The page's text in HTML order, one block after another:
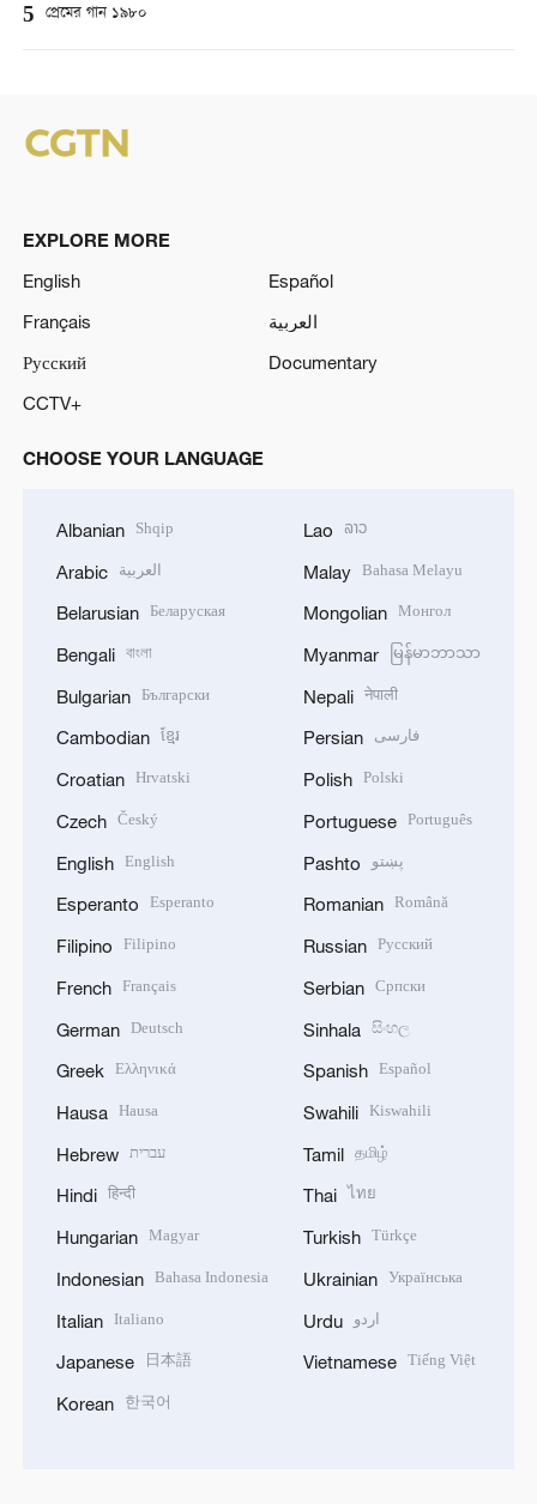
5 প্রেমের গান ১৯৮০
EXPLORE MORE
English
Español
Français
العربية
Русский
Documentary
CCTV+
CHOOSE YOUR LANGUAGE
Albanian Shqip
Arabic العربية
Belarusian Беларуская
Bengali বাংলা
Bulgarian Български
Cambodian ខ្មែរ
Croatian Hrvatski
Czech Český
English English
Esperanto Esperanto
Filipino Filipino
French Français
German Deutsch
Greek Ελληνικά
Hausa Hausa
Hebrew עברית
Hindi हिन्दी
Hungarian Magyar
Indonesian Bahasa Indonesia
Italian Italiano
Japanese 日本語
Korean 한국어
Lao ລາວ
Malay Bahasa Melayu
Mongolian Монгол
Myanmar မြန်မာဘာသာ
Nepali नेपाली
Persian فارسی
Polish Polski
Portuguese Português
Pashto پښتو
Romanian Română
Russian Русский
Serbian Српски
Sinhala සිංහල
Spanish Español
Swahili Kiswahili
Tamil தமிழ்
Thai ไทย
Turkish Türkçe
Ukrainian Українська
Urdu اردو
Vietnamese Tiếng Việt